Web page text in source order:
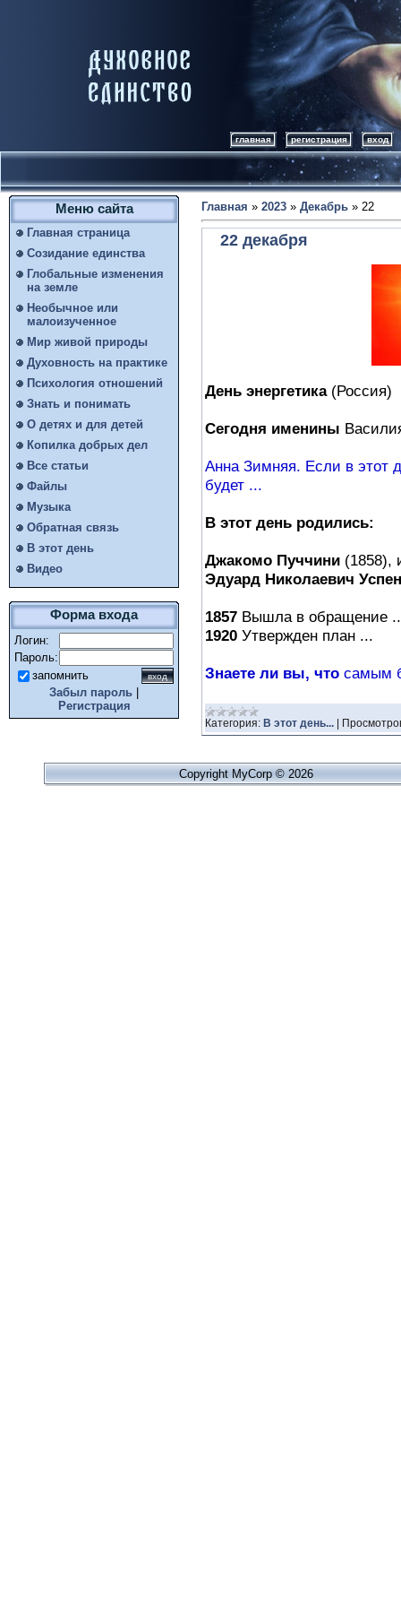
главная регистрация вход
Меню сайта
Главная страница
Созидание единства
Глобальные изменения
на земле
Необычное или
малоизученное
Мир живой природы
Духовность на практике
Психология отношений
Знать и понимать
О детях и для детей
Копилка добрых дел
Все статьи
Файлы
Музыка
Обратная связь
В этот день
Видео
Форма входа
Логин:
Пароль:
запомнить
Забыл пароль
Регистрация
Главная » 2023 » Декабрь » 22
22 декабря
День энергетика (Россия)
Сегодня именины
Анна Зимняя. Если в этот
будет ...
В этот день родились:
Джакомо Пуччини (1858),
Эдуард Николаевич
1857 Вышла в обращение
1920 Утвержден план ...
Знаете ли вы, что самым
Категория: В этот день...
Copyright MyCorp © 2026